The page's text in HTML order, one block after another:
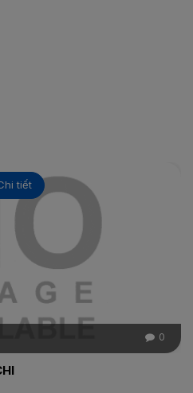
0
tiết